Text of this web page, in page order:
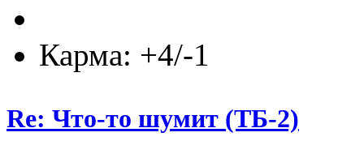
Карма: +4/-1
Re: Что-то шумит (ТБ-2)